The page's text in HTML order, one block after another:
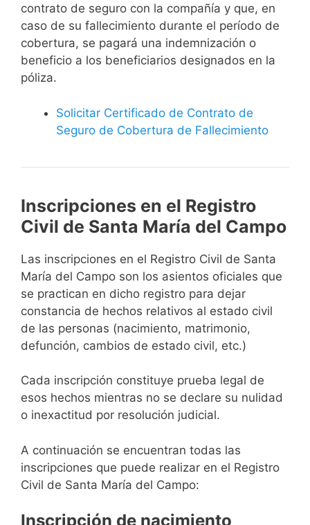
contrato de seguro con la compañía y que, en
caso de su fallecimiento durante el período de
cobertura, se pagará una indemnización o
beneficio a los beneficiarios designados en la
póliza.
Solicitar Certificado de Contrato de
Seguro de Cobertura de Fallecimiento
Inscripciones en el Registro
Civil de Santa María del Campo
Las inscripciones en el Registro Civil de Santa
María del Campo son los asientos oficiales que
se practican en dicho registro para dejar
constancia de hechos relativos al estado civil
de las personas (nacimiento, matrimonio,
defunción, cambios de estado civil, etc.)
Cada inscripción constituye prueba legal de
esos hechos mientras no se declare su nulidad
o inexactitud por resolución judicial.
A continuación se encuentran todas las
inscripciones que puede realizar en el Registro
Civil de Santa María del Campo:
Inscripción de nacimiento